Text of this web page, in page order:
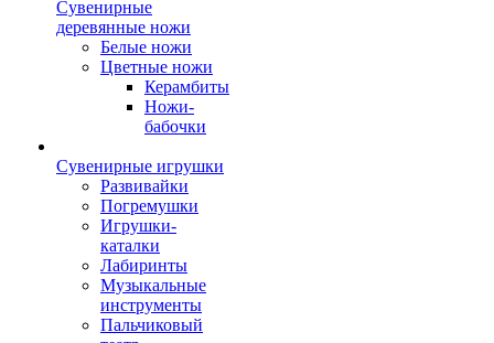
Сувенирные
деревянные ножи
Белые ножи
Цветные ножи
Керамбиты
Ножи-
бабочки
Сувенирные игрушки
Развивайки
Погремушки
Игрушки-
каталки
Лабиринты
Музыкальные
инструменты
Пальчиковый